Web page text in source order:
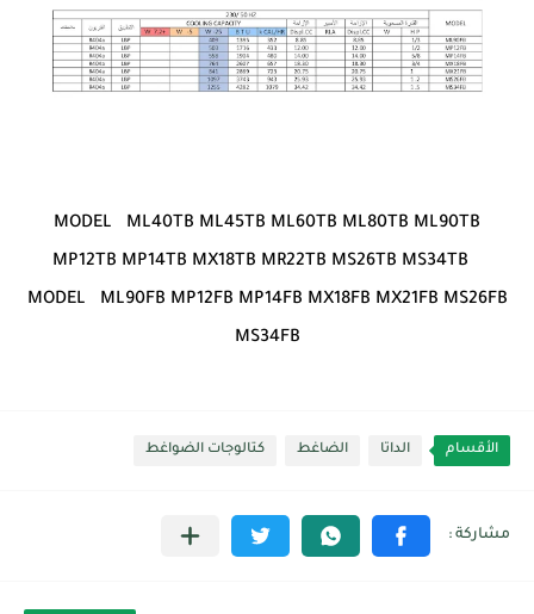
MODEL ML40TB ML45TB ML60TB ML80TB ML90TB
MP12TB MP14TB MX18TB MR22TB MS26TB MS34TB
MODEL ML90FB MP12FB MP14FB MX18FB MX21FB MS26FB
MS34FB
الأقسام الداتا الضاغط كتالوجات الضواغط